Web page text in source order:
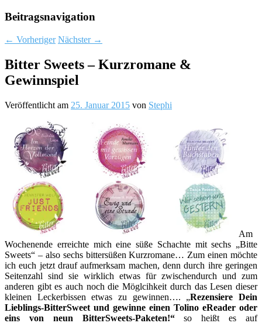
Beitragsnavigation
← Vorheriger Nächster →
Bitter Sweets – Kurzromane &
Gewinnspiel
Veröffentlicht am 25. Januar 2015 von Stephi
Am
Wochenende erreichte mich eine süße Schachte mit sechs „Bitte
Sweets“ – also sechs bittersüßen Kurzromane… Zum einen möchte
ich euch jetzt drauf aufmerksam machen, denn durch ihre geringen
Seitenzahl sind sie wirklich etwas für zwischendurch und zum
anderen gibt es auch noch die Möglcihkeit durch das Lesen dieser
kleinen Leckerbissen etwas zu gewinnen…. „Rezensiere Dein
Lieblings-BitterSweet und gewinne einen Tolino eReader oder
eins von neun BitterSweets-Paketen!“so heißt es auf